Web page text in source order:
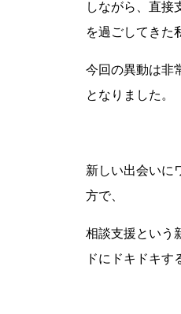
しながら、直接
を過ごしてきた
今回の異動は非
となりました。
新しい出会いに
方で、
相談支援という
ドにドキドキす